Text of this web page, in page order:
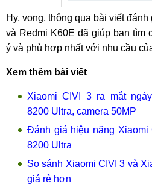
Hy, vọng, thông qua bài viết
và Redmi K60E đã giúp bạn tìm
ý và phù hợp nhất với nhu cầu
Xem thêm bài viết
Xiaomi CIVI 3 ra mắt
8200 Ultra, camera 50MP
Đánh giá hiệu năng Xiaomi
8200 Ultra
So sánh Xiaomi CIVI 3 và
giá rẻ hơn